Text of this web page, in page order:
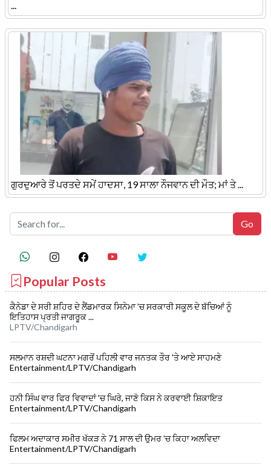
ਗੁਰਦੁਆਰੇ ਤੋਂ ਪਰਤਦੇ ਸਮੇਂ ਹਾਦਸਾ, 19 ਸਾਲਾ ਨੌਜਵਾਨ ਦੀ ਮੌਤ; ਮਾਂ ਤੇ ...
Popular Posts
ਕੈਨੇਡਾ ਦੇ ਸਰੀ ਸ਼ਹਿਰ ਦੇ ਲੈਂਡਮਾਰਕ ਸਿਨੇਮਾ 'ਚ ਸਰਕਾਰੀ ਸਕੂਲ ਦੇ ਬੱਚਿਆਂ ਨੂੰ
ਇਤਿਹਾਸ ਪ੍ਰਤੀ ਜਾਗਰੂਕ ...
LPTV/Chandigarh
ਸਲਮਾਨ ਰਸ਼ਦੀ ਘਟਨਾ ਮਗਰੋਂ ਪਹਿਲੀ ਵਾਰ ਜਨਤਕ ਤੌਰ 'ਤੇ ਆਏ ਸਾਹਮਣੇ
Entertainment/LPTV/Chandigarh
ਹਨੀ ਸਿੰਘ ਵਾਰ ਫਿਰ ਵਿਵਾਦਾਂ 'ਚ ਘਿਰੇ, ਜਾਣੋ ਕਿਸ ਨੇ ਕਰਵਾਈ ਸ਼ਿਕਾਇਤ
Entertainment/LPTV/Chandigarh
ਫਿਲਮ ਅਦਾਕਾਰ ਸਮੀਰ ਖੱਕੜ ਨੇ 71 ਸਾਲ ਦੀ ਉਮਰ 'ਚ ਕਿਹਾ ਅਲਵਿਦਾ
Entertainment/LPTV/Chandigarh